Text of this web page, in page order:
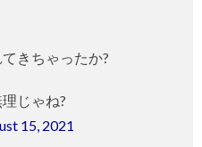
きちゃったか?
じゃね?
15, 2021